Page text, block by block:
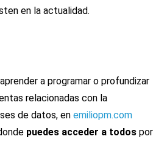
en la actualidad.
a programar o profundizar
relacionadas con la
de datos, enemiliopm.com
puedes acceder a todos por